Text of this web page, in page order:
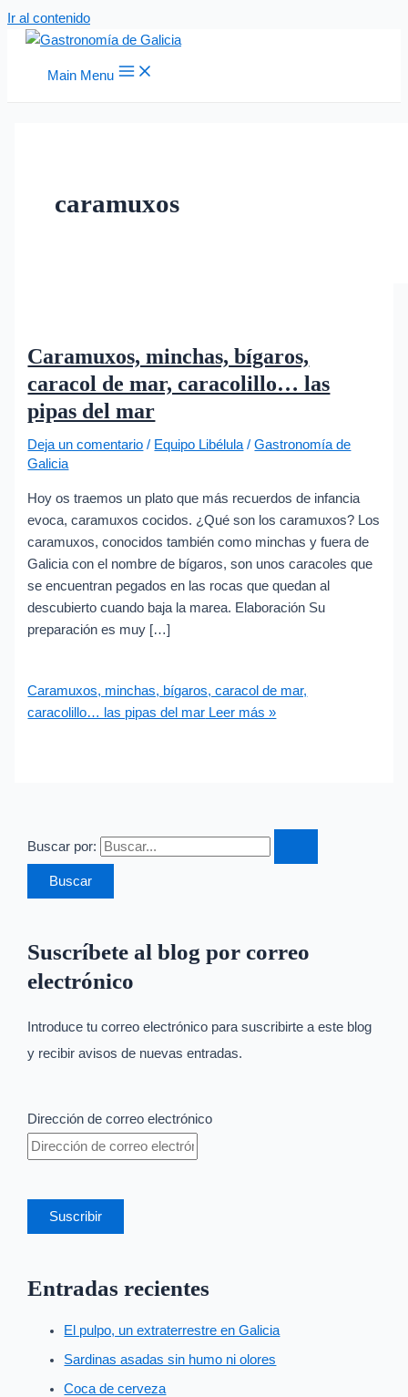
Ir al contenido
Main Menu
caramuxos
Caramuxos, minchas, bígaros,
caracol de mar, caracolillo… las
pipas del mar
Deja un comentario / Equipo Libélula/Gastronomía de
Galicia
Hoy os traemos un plato que más recuerdos de infancia
evoca, caramuxos cocidos. ¿Qué son los caramuxos? Los
caramuxos, conocidos también como minchas y fuera de
Galicia con el nombre de bígaros, son unos caracoles que
se encuentran pegados en las rocas que quedan al
descubierto cuando baja la marea. Elaboración Su
preparación es muy […]
Caramuxos, minchas, bígaros, caracol de mar,
caracolillo… las pipas del mar Leer más »
Buscar por:
Suscríbete al blog por correo
electrónico
Introduce tu correo electrónico para suscribirte a este blog
y recibir avisos de nuevas entradas.
Dirección de correo electrónico
Suscribir
Entradas recientes
El pulpo, un extraterrestre en Galicia
Sardinas asadas sin humo ni olores
Coca de cerveza